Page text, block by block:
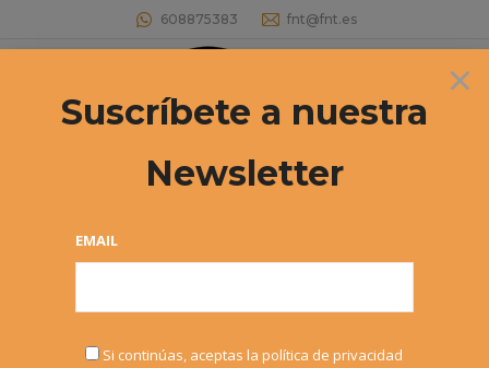
608875383 fnt@fnt.es
Buscar:
Archivos diarios: 24 octubre, 2024
×
Suscríbete a nuestra
Newsletter
EMAIL
Si continúas, aceptas la política de privacidad